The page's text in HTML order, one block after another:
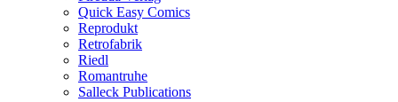
Quick Easy Comics
Reprodukt
Retrofabrik
Riedl
Romantruhe
Salleck Publications